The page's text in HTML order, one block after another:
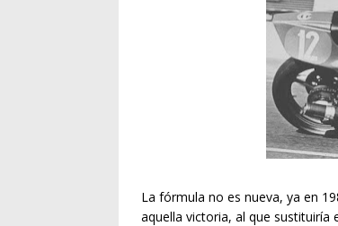
La fórmula no es nueva, ya en
aquella victoria, al que sustituiría